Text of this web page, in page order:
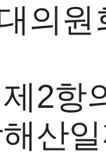
의
2항
산